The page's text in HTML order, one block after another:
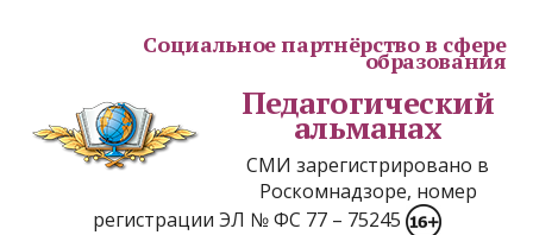
Социальное партнёрство в сфере
образования
Педагогический
альманах
СМИ зарегистрировано в
Роскомнадзоре, номер
регистрации ЭЛ № ФС 77 – 75245